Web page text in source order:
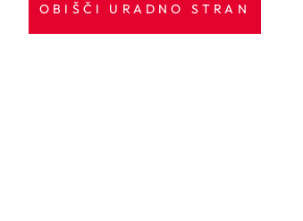
OBIŠČI URADNO STRAN